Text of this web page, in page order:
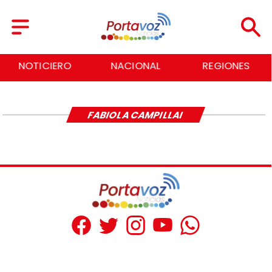
NOTICIERO NACIONAL REGIONES
FABIOLA CAMPILLAI